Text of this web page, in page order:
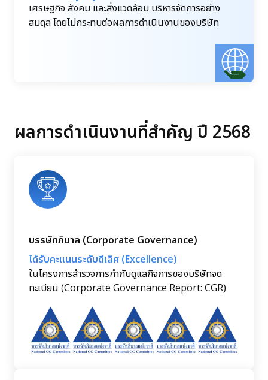
เศรษฐกิจ สังคม และสิ่งแวดล้อม บริหารจัดการอย่าง
สมดุล โดยไม่กระทบต่อผลการดำเนินงานของบริษัท
ผลการดำเนินงานที่สำคัญ ปี 2568
บรรษัทภิบาล (Corporate Governance)
ได้รับคะแนนระดับดีเลิศ (Excellence)
ในโครงการสำรวจการกำกับดูแลกิจการของบริษัทจด
ทะเบียน (Corporate Governance Report: CGR)